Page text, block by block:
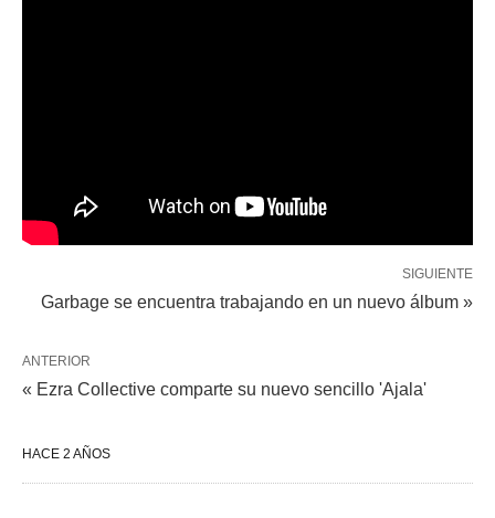
SIGUIENTE
Garbage se encuentra trabajando en un nuevo álbum »
ANTERIOR
« Ezra Collective comparte su nuevo sencillo 'Ajala'
HACE 2 AÑOS